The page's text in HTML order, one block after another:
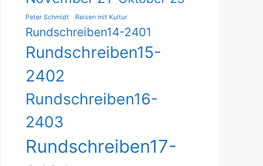
Peter Schmidt Reisen mit Kultur
Rundschreiben14-2401
Rundschreiben15-
2402
Rundschreiben16-
2403
Rundschreiben17-